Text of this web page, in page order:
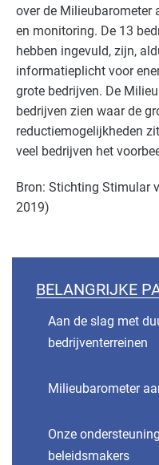
over de Milieubarometer
en monitoring. De 13
hebben ingevuld, zijn,
informatieplicht voor
grote bedrijven. De
bedrijven zien waar de
reductiemogelijkheden
veel bedrijven het
Bron: Stichting Stimular
2019)
BELANGRIJKE
Aan de slag met
bedrijventerreinen
Milieubarometer
Onze
beleidsmakers